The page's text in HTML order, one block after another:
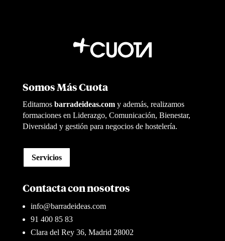
Somos Más Cuota
Editamosbarradeideas.com y además, realizamos
formaciones en Liderazgo, Comunicación, Bienestar,
Diversidad y gestión para negocios de hostelería.
Servicios
Contacta con nosotros
info@barradeideas.com
91 400 85 83
Clara del Rey 36, Madrid 28002